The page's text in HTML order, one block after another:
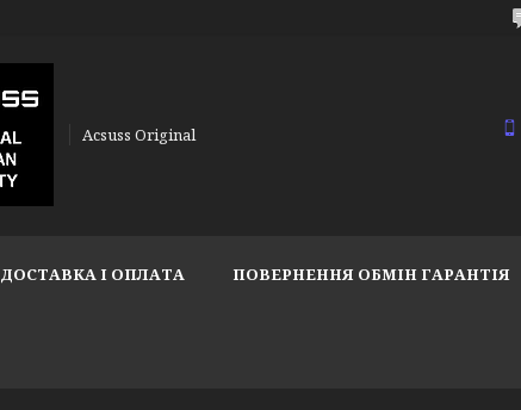
Acsuss Original
ДОСТАВКА І ОПЛАТА ПОВЕРНЕННЯ ОБМІН ГАРАНТІЯ